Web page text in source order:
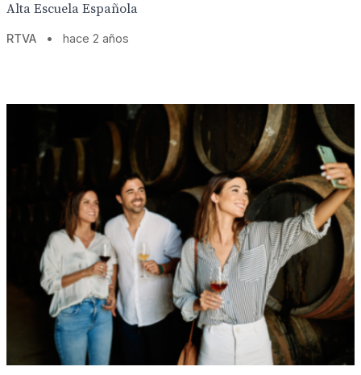
Alta Escuela Española
RTVA • hace 2 años